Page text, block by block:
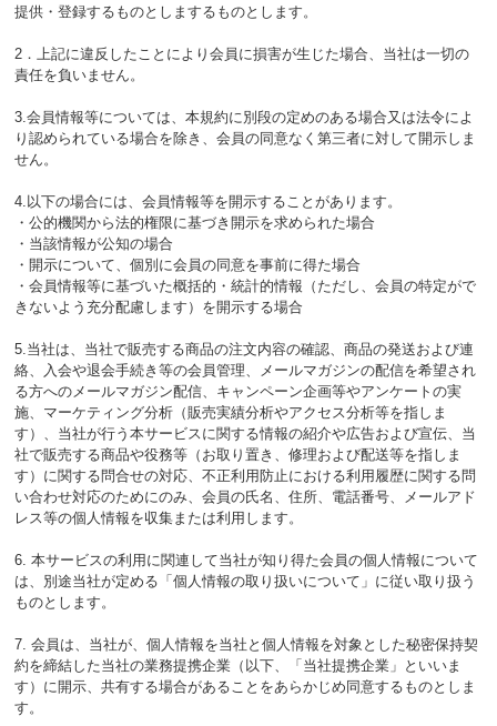
提供・登録するものとしまするものとします。
2．上記に違反したことにより会員に損害が生じた場合、当社は一切の
責任を負いません。
3.会員情報等については、本規約に別段の定めのある場合又は法令によ
り認められている場合を除き、会員の同意なく第三者に対して開示しま
せん。
4.以下の場合には、会員情報等を開示することがあります。
・公的機関から法的権限に基づき開示を求められた場合
・当該情報が公知の場合
・開示について、個別に会員の同意を事前に得た場合
・会員情報等に基づいた概括的・統計的情報（ただし、会員の特定がで
きないよう充分配慮します）を開示する場合
5.当社は、当社で販売する商品の注文内容の確認、商品の発送および連
絡、入会や退会手続き等の会員管理、メールマガジンの配信を希望され
る方へのメールマガジン配信、キャンペーン企画等やアンケートの実
施、マーケティング分析（販売実績分析やアクセス分析等を指しま
す）、当社が行う本サービスに関する情報の紹介や広告および宣伝、当
社で販売する商品や役務等（お取り置き、修理および配送等を指しま
す）に関する問合せの対応、不正利用防止における利用履歴に関する問
い合わせ対応のためにのみ、会員の氏名、住所、電話番号、メールアド
レス等の個人情報を収集または利用します。
6. 本サービスの利用に関連して当社が知り得た会員の個人情報について
は、別途当社が定める「個人情報の取り扱いについて」に従い取り扱う
ものとします。
7. 会員は、当社が、個人情報を当社と個人情報を対象とした秘密保持契
約を締結した当社の業務提携企業（以下、「当社提携企業」といいま
す）に開示、共有する場合があることをあらかじめ同意するものとしま
す。